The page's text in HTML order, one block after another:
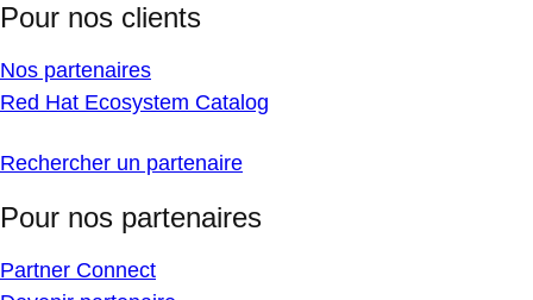
Pour nos clients
Nos partenaires
Red Hat Ecosystem Catalog
Rechercher un partenaire
Pour nos partenaires
Partner Connect